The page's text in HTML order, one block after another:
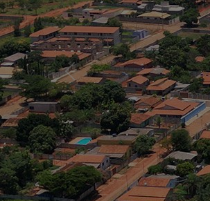
Slide anterior